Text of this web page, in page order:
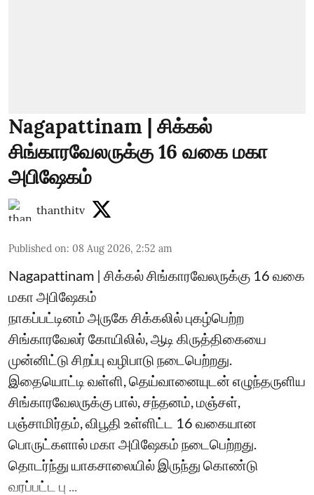
Nagapattinam | சிக்கல்
சிங்காரவேலருக்கு 16 வகை மகா
அபிஷேகம்
thanthitv
Published on: 08 Aug 2026, 2:52 am
Nagapattinam | சிக்கல் சிங்காரவேலருக்கு 16 வகை
மகா அபிஷேகம்
நாகப்பட்டினம் அருகே சிக்கலில் புகழ்பெற்ற
சிங்காரவேலர் கோயிலில், ஆடி கிருத்திகையை
முன்னிட்டு சிறப்பு வழிபாடு நடைபெற்றது.
இதையொட்டி வள்ளி, தெய்வானையுடன் எழுந்தருளிய
சிங்காரவேலருக்கு பால், சந்தனம், மஞ்சள்,
பஞ்சாமிர்தம், விபூதி உள்ளிட்ட 16 வகையான
பொருட்களால் மகா அபிஷேகம் நடைபெற்றது.
தொடர்ந்து யாகசாலையில் இருந்து கொண்டு
வரப்பட்ட பு ...